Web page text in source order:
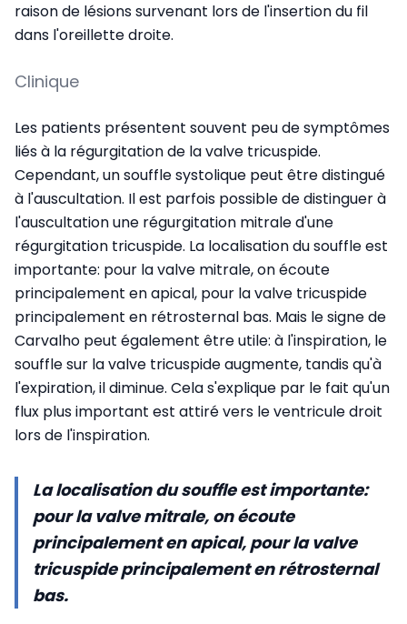
raison de lésions survenant lors de l'insertion du fil
dans l'oreillette droite.
Clinique
Les patients présentent souvent peu de symptômes
liés à la régurgitation de la valve tricuspide.
Cependant, un souffle systolique peut être distingué
à l'auscultation. Il est parfois possible de distinguer à
l'auscultation une régurgitation mitrale d'une
régurgitation tricuspide. La localisation du souffle est
importante: pour la valve mitrale, on écoute
principalement en apical, pour la valve tricuspide
principalement en rétrosternal bas. Mais le signe de
Carvalho peut également être utile: à l'inspiration, le
souffle sur la valve tricuspide augmente, tandis qu'à
l'expiration, il diminue. Cela s'explique par le fait qu'un
flux plus important est attiré vers le ventricule droit
lors de l'inspiration.
La localisation du souffle est importante:
pour la valve mitrale, on écoute
principalement en apical, pour la valve
tricuspide principalement en rétrosternal
bas.